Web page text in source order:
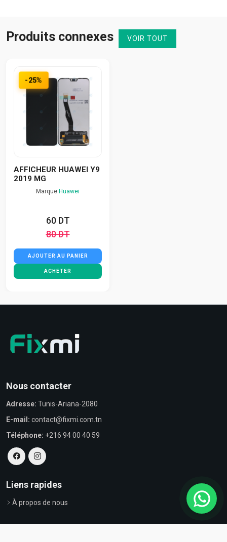
Produits connexes VOIR TOUT
-25%
AFFICHEUR HUAWEI Y9
2019 MG
Marque Huawei
60 DT
80 DT
AJOUTER AU PANIER
ACHETER
Nous contacter
Adresse: Tunis-Ariana-2080
E-mail: contact@fixmi.com.tn
Téléphone: +216 94 00 40 59
Liens rapides
À propos de nous